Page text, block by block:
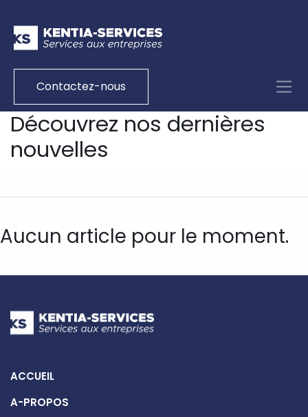
Contactez-nous
Découvrez nos dernières
nouvelles
Aucun article pour le moment.
ACCUEIL
A-PROPOS